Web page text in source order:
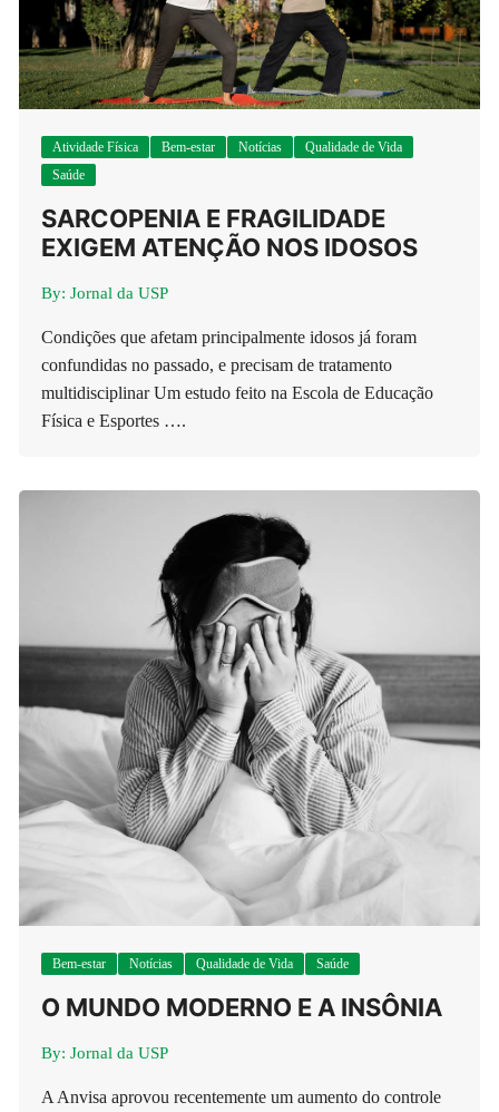
Atividade Física Bem-estar Notícias
Qualidade de Vida
Saúde
SARCOPENIA E FRAGILIDADE
EXIGEM ATENÇÃO NOS IDOSOS
By: Jornal da USP
Condições que afetam principalmente idosos já foram
confundidas no passado, e precisam de tratamento
multidisciplinar Um estudo feito na Escola de Educação
Física e Esportes ….
Bem-estar Notícias Qualidade de Vida Saúde
O MUNDO MODERNO E A INSÔNIA
By: Jornal da USP
A Anvisa aprovou recentemente um aumento do controle